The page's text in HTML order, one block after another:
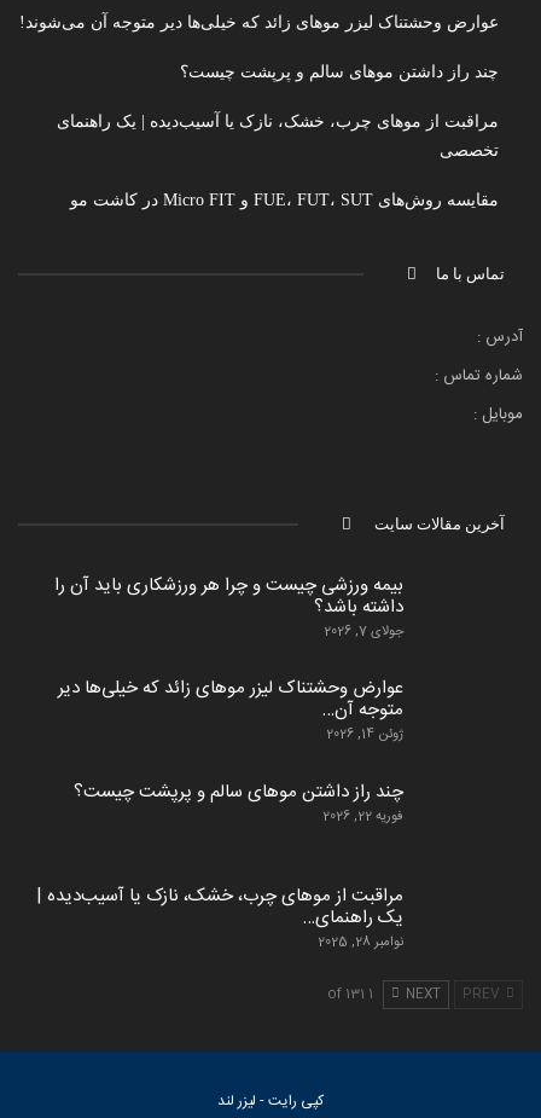
عوارض وحشتناک لیزر موهای زائد که خیلی‌ها دیر متوجه آن می‌شوند!
چند راز داشتن موهای سالم و پرپشت چیست؟
مراقبت از موهای چرب، خشک، نازک یا آسیب‌دیده | یک راهنمای
تخصصی
مقایسه روش‌های FUE، FUT، SUT و Micro FIT در کاشت مو
تماس با ما
آدرس :
شماره تماس :
موبایل :
آخرین مقالات سایت
بیمه ورزشی چیست و چرا هر ورزشکاری باید آن را
داشته باشد؟
جولای 7, 2026
عوارض وحشتناک لیزر موهای زائد که خیلی‌ها دیر
متوجه آن…
ژوئن 14, 2026
چند راز داشتن موهای سالم و پرپشت چیست؟
فوریه 22, 2026
مراقبت از موهای چرب، خشک، نازک یا آسیب‌دیده |
یک راهنمای…
نوامبر 28, 2025
NEXT
1 of 131
کپی رایت - لیزر لند